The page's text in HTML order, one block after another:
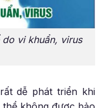
vi khuẩn, virus
dễ phát triển khi